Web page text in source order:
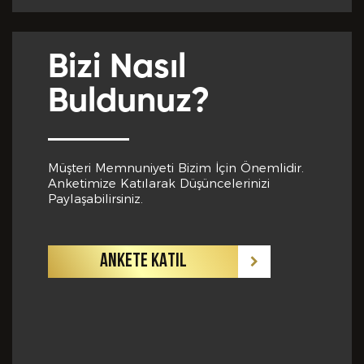
Bizi Nasıl
Buldunuz?
Müşteri Memnuniyeti Bizim İçin Önemlidir.
Anketimize Katılarak Düşüncelerinizi
Paylaşabilirsiniz.
ANKETE KATIL
Yabancı Dil *
Referanslar *